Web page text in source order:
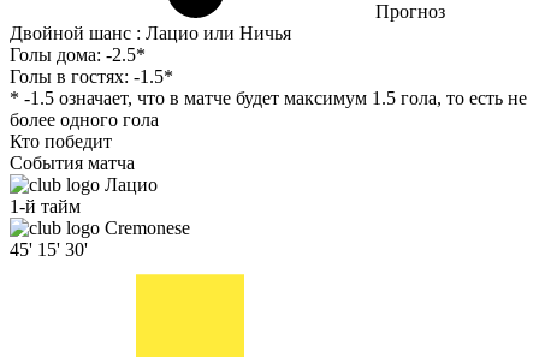
Прогноз
Двойной шанс : Лацио или Ничья
Голы дома: -2.5*
Голы в гостях: -1.5*
* -1.5 означает, что в матче будет максимум 1.5 гола, то есть не
более одного гола
Кто победит
События матча
Лацио
1-й тайм
Cremonese
45' 15' 30'